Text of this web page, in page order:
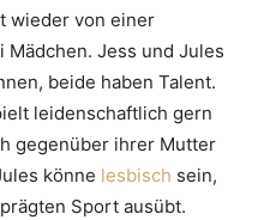
wieder von einer
Jess und Jules
beide haben Talent.
leidenschaftlich gern
gegenüber ihrer Mutter
könne lesbisch sein,
Sport ausübt.